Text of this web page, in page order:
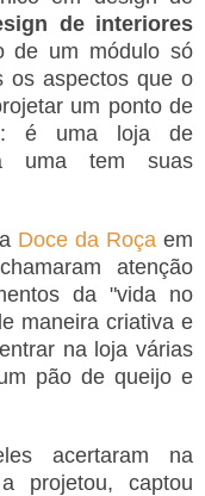
de interiores
de um módulo só
os aspectos que o
um ponto de
é uma loja de
uma tem suas
Doce da Roça em
atenção
da "vida no
maneira criativa e
na loja várias
pão de queijo e
acertaram na
projetou, captou